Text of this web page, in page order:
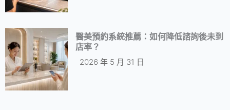
醫美預約系統推薦：如何降低諮詢後未到
店率？
2026 年 5 月 31 日